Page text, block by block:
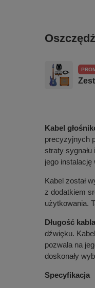
Kabel
precyzyjnych
straty
jego
Kabel został
z dodatkiem
użytkowania.
Długość
dźwięku.
pozwala na
doskonały
Specyfikacja